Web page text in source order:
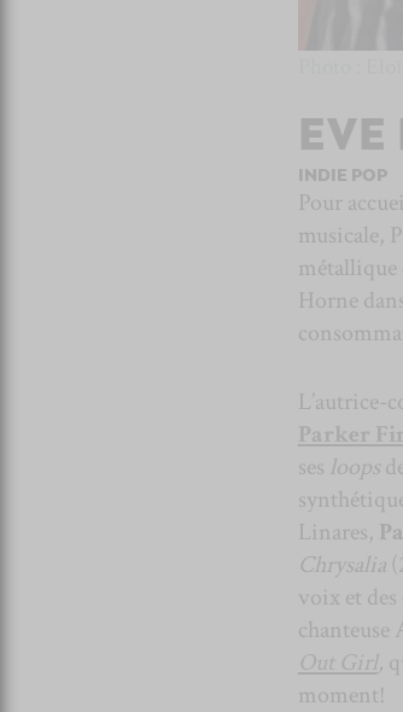
INDIE POP
Pour
musicale,
métallique
Horne
L’autrice-
Parker
ses loops
Linares,
Chrysalia
voix et
Out Girl,
moment!